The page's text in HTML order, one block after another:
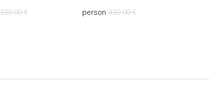
330.00 € person 430.00 €